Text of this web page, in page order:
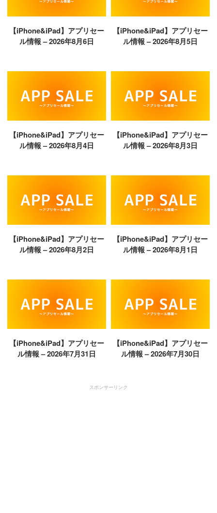
【iPhone&iPad】アプリセー
ル情報 – 2026年8月6日
【iPhone&iPad】アプリセー
ル情報 – 2026年8月5日
【iPhone&iPad】アプリセー
ル情報 – 2026年8月4日
【iPhone&iPad】アプリセー
ル情報 – 2026年8月3日
【iPhone&iPad】アプリセー
ル情報 – 2026年8月2日
【iPhone&iPad】アプリセー
ル情報 – 2026年8月1日
【iPhone&iPad】アプリセー
ル情報 – 2026年7月31日
【iPhone&iPad】アプリセー
ル情報 – 2026年7月30日
スポンサーリンク